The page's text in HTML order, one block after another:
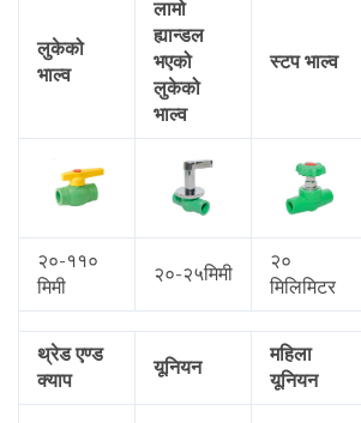
लुकेको
भाल्व
लामो
ह्यान्डल
भएको
लुकेको
भाल्व
स्टप भाल्व
२०-११०
मिमी
२०-२५मिमी
२०
मिलिमिटर
थ्रेड एण्ड
क्याप
यूनियन
महिला
यूनियन